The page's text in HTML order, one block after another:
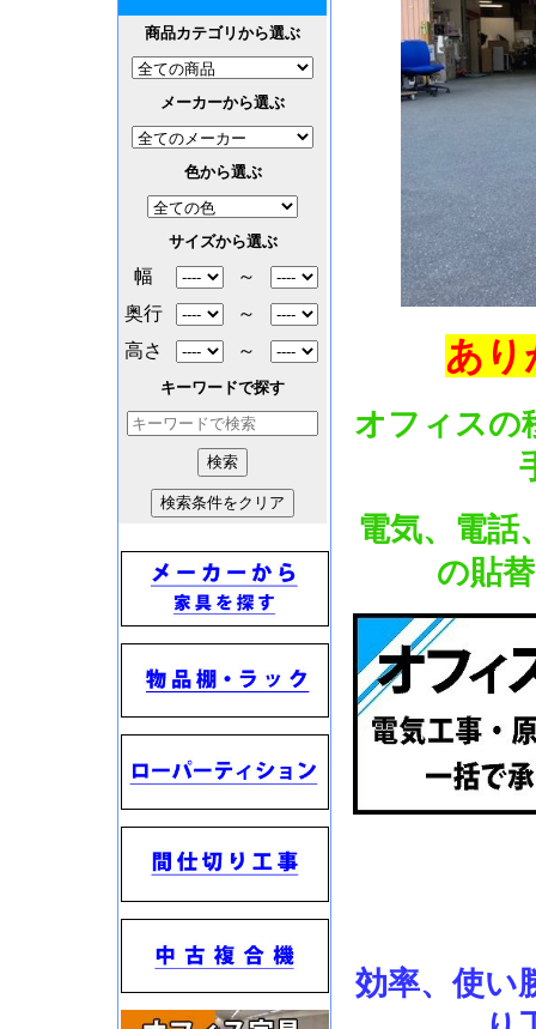
あり
オフィスの
電気、電話
の貼
効率、使い
商品カテゴリから選ぶ
メーカーから選ぶ
色から選ぶ
サイズから選ぶ
幅
～
奥行
～
高さ
～
キーワードで探す